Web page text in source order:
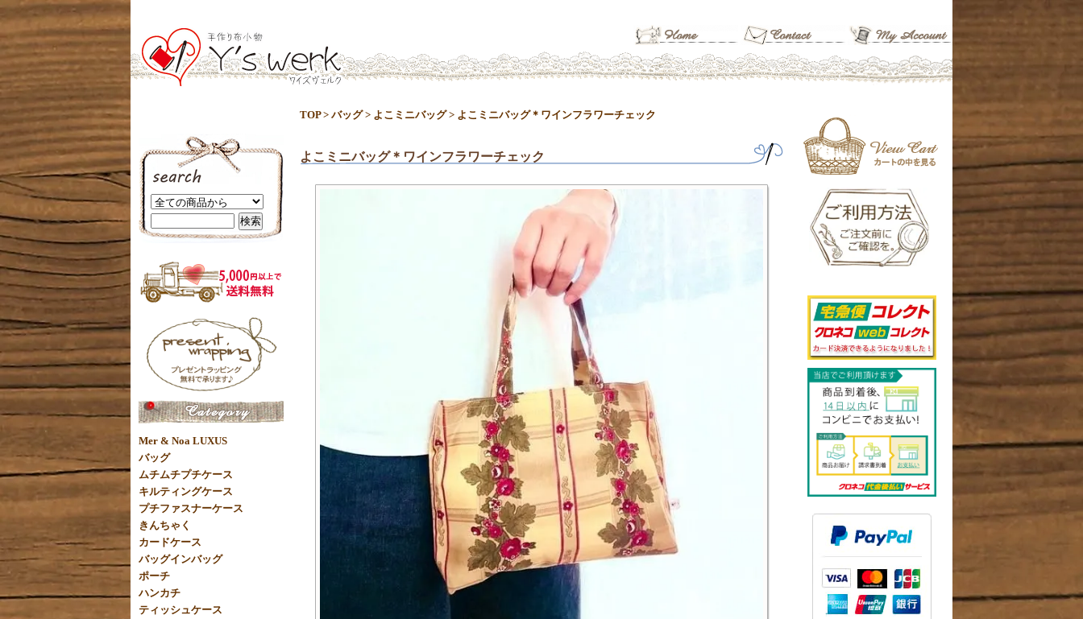
TOP> バッグ> よこミニバッグ> よこミニバッグ＊ワインフラワーチェック
よこミニバッグ＊ワインフラワーチェック
Mer & Noa LUXUS
バッグ
ムチムチプチケース
キルティングケース
プチファスナーケース
きんちゃく
カードケース
バッグインバッグ
ポーチ
ハンカチ
ティッシュケース